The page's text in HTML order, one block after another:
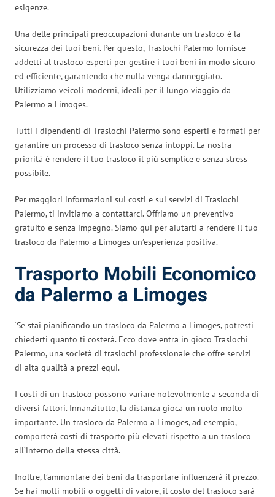
esigenze.
Una delle principali preoccupazioni durante un trasloco è la
sicurezza dei tuoi beni. Per questo, Traslochi Palermo fornisce
addetti al trasloco esperti per gestire i tuoi beni in modo sicuro
ed efficiente, garantendo che nulla venga danneggiato.
Utilizziamo veicoli moderni, ideali per il lungo viaggio da
Palermo a Limoges.
Tutti i dipendenti di Traslochi Palermo sono esperti e formati per
garantire un processo di trasloco senza intoppi. La nostra
priorità è rendere il tuo trasloco il più semplice e senza stress
possibile.
Per maggiori informazioni sui costi e sui servizi di Traslochi
Palermo, ti invitiamo a contattarci. Offriamo un preventivo
gratuito e senza impegno. Siamo qui per aiutarti a rendere il tuo
trasloco da Palermo a Limoges un’esperienza positiva.
Trasporto Mobili Economico
da Palermo a Limoges
‘Se stai pianificando un trasloco da Palermo a Limoges, potresti
chiederti quanto ti costerà. Ecco dove entra in gioco Traslochi
Palermo, una società di traslochi professionale che offre servizi
di alta qualità a prezzi equi.
I costi di un trasloco possono variare notevolmente a seconda di
diversi fattori. Innanzitutto, la distanza gioca un ruolo molto
importante. Un trasloco da Palermo a Limoges, ad esempio,
comporterà costi di trasporto più elevati rispetto a un trasloco
all’interno della stessa città.
Inoltre, l’ammontare dei beni da trasportare influenzerà il prezzo.
Se hai molti mobili o oggetti di valore, il costo del trasloco sarà